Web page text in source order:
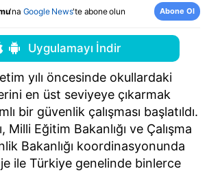
'na Google News'te abone olun Abone Ol
Uygulamayı İndir
yılı öncesinde okullardaki
en üst seviyeye çıkarmak
bir güvenlik çalışması başlatıldı.
Milli Eğitim Bakanlığı ve Çalışma
Bakanlığı koordinasyonunda
ile Türkiye genelinde binlerce